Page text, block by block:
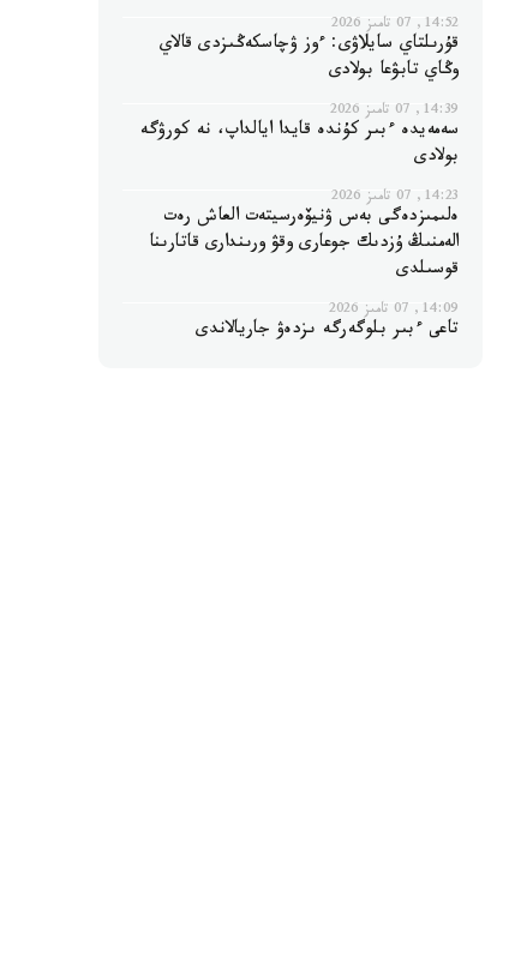
14:52, 07 تامىز 2026
قۇرىلتاي سايلاۋى: ءوز ۋچاسكەڭىزدى قالاي
وڭاي تابۋعا بولادى
14:39, 07 تامىز 2026
سەمەيدە ءبىر كۇندە قايدا ايالداپ، نە كورۋگە
بولادى
14:23, 07 تامىز 2026
ەلىمىزدەگى بەس ۋنيۆەرسيتەت العاش رەت
الەمنىڭ ۇزدىك جوعارى وقۋ ورىندارى قاتارىنا
قوسىلدى
14:09, 07 تامىز 2026
تاعى ءبىر بلوگەرگە ىزدەۋ جاريالاندى